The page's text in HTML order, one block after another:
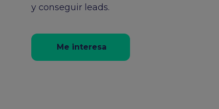
y conseguir leads.
Me interesa